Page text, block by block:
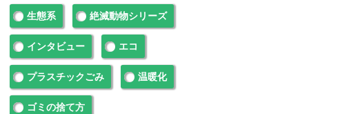
生態系 絶滅動物シリーズ
インタビュー エコ
プラスチックごみ 温暖化
ゴミの捨て方